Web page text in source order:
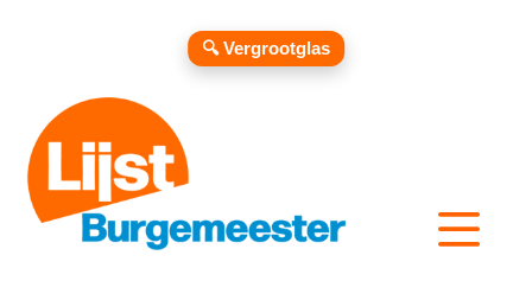
🔍 Vergrootglas